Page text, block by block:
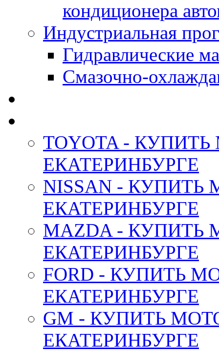
кондиционера
Индустриальная
Гидравлические
Смазочно-
TOYOTA -
ЕКАТЕРИНБУРГЕ
NISSAN -
ЕКАТЕРИНБУРГЕ
MAZDA -
ЕКАТЕРИНБУРГЕ
FORD - КУПИТЬ
ЕКАТЕРИНБУРГЕ
GM - КУПИТЬ
ЕКАТЕРИНБУРГЕ